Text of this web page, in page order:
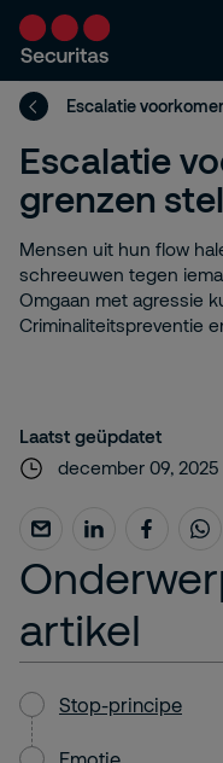
Escalatie
grenzen
Mensen uit hun flow
schreeuwen tegen
Omgaan met agressie
Criminaliteitspreventie
Laatst geüpdatet
december 09, 2025
artikel
Stop-principe